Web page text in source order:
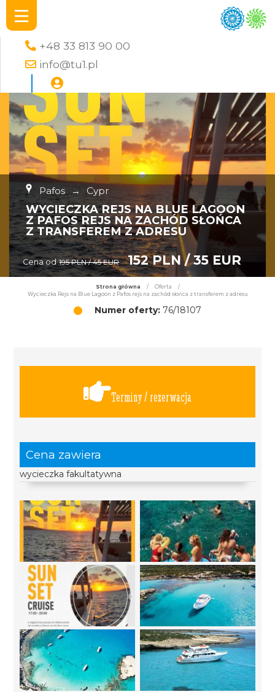
+48 33 813 90 00
info@tu1.pl
Pafos → Cypr
WYCIECZKA REJS NA BLUE LAGOON
Z PAFOS REJS NA ZACHÓD SŁOŃCA
Z TRANSFEREM Z ADRESU
Cena od 195 PLN / 45 EUR 152 PLN / 35 EUR
Strona główna / Oferta
/
Wycieczka Rejs na Blue Lagoon z Pafos rejs na zachód słońca z transferem z adresu
Numer oferty: 76/18107
Terminy / rezerwacja
Cena zawiera
wycieczka fakultatywna